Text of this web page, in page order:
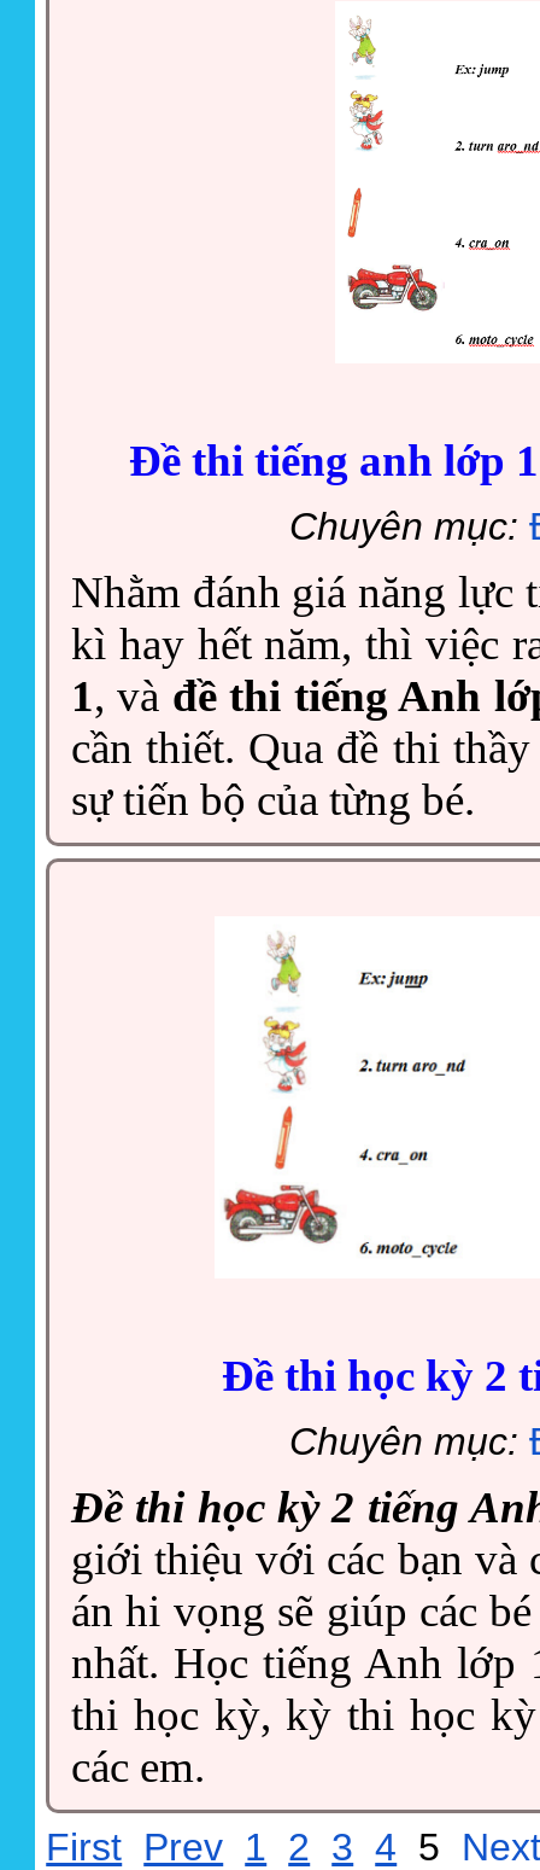
Đề thi tiếng anh lớp
Chuyên mục:
Nhằm đánh giá năng lực
kì hay hết năm, thì việc
1, và đề thi tiếng Anh
cần thiết. Qua đề thi
sự tiến bộ của từng bé.
Đề thi học kỳ 2
Chuyên mục:
Đề thi học kỳ 2 tiếng
giới thiệu với các bạn và
án hi vọng sẽ giúp các
nhất. Học tiếng Anh lớp
thi học kỳ, kỳ thi học
các em.
First Prev 1 2 3 4 5